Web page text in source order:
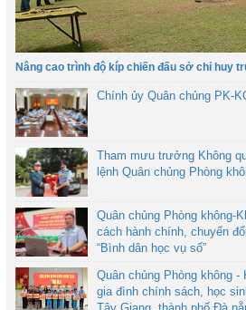
Nâng cao trình độ kíp chiến đấu sở chỉ huy
Chính ủy Quân chủng PK-
Tham mưu trưởng Không
lệnh Quân chủng Phòng
Quân chủng Phòng không-
cách hành chính, chuyển
“Bình dân học vụ số”
Quân chủng Phòng không -
gia đình chính sách, học